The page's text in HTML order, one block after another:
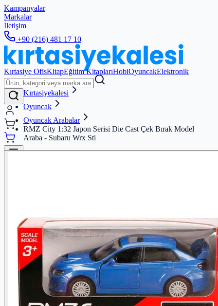
Kampanyalar
Markalar
İletişim
+90 (216) 481 17 10
Kırtasiye OfisKitapEğitim KitaplarıHobiOyuncakElektronik
Kırtasiyekalesi
Oyuncak
Oyuncak Arabalar
RMZ City 1:32 Japon Serisi Die Cast Çek Bırak Model
Araba - Subaru Wrx Sti